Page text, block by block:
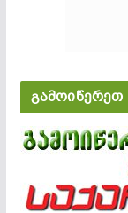
გამოიწერეთ